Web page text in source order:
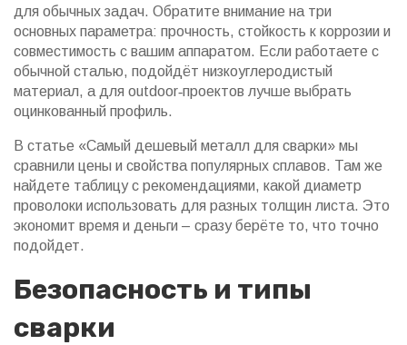
для обычных задач. Обратите внимание на три
основных параметра: прочность, стойкость к коррозии и
совместимость с вашим аппаратом. Если работаете с
обычной сталью, подойдёт низкоуглеродистый
материал, а для outdoor‑проектов лучше выбрать
оцинкованный профиль.
В статье «Самый дешевый металл для сварки» мы
сравнили цены и свойства популярных сплавов. Там же
найдете таблицу с рекомендациями, какой диаметр
проволоки использовать для разных толщин листа. Это
экономит время и деньги – сразу берёте то, что точно
подойдет.
Безопасность и типы
сварки